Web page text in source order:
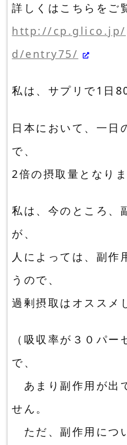
詳しくはこちらをご
http://
d/entry75/
私は、サプリで1日
日本において、一日
で、
2倍の摂取量となりま
私は、今のところ、
が、
人によっては、副作
うので、
過剰摂取はオススメ
（吸収率が３０パ
で、
あまり副作用が出
せん。
ただ、副作用につ